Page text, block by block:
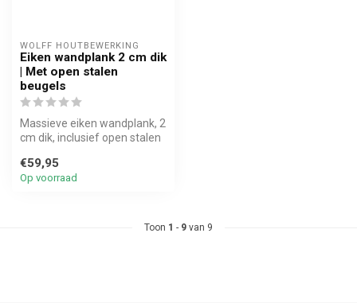
WOLFF HOUTBEWERKING
Eiken wandplank 2 cm dik
| Met open stalen
beugels
Massieve eiken wandplank, 2
cm dik, inclusief open stalen
€59,95
Op voorraad
Toon 1 - 9 van 9